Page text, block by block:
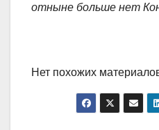
отныне больше нет
Нет похожих